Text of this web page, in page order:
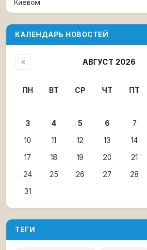
Киевом
КАЛЕНДАРЬ НОВОСТЕЙ
« АВГУСТ 2026
ПН ВТ СР ЧТ ПТ
3
4 5 6 7
10
11 12 13 14
17
18 19 20 21
24
25 26 27 28
31
ТЕГИ